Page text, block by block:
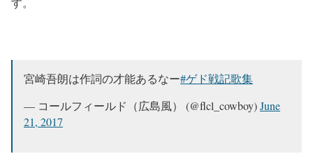
宮崎吾朗は作詞の才能あるなー#ゲド戦記歌集
— コールフィールド（広島風） (@flcl_cowboy)June
21, 2017